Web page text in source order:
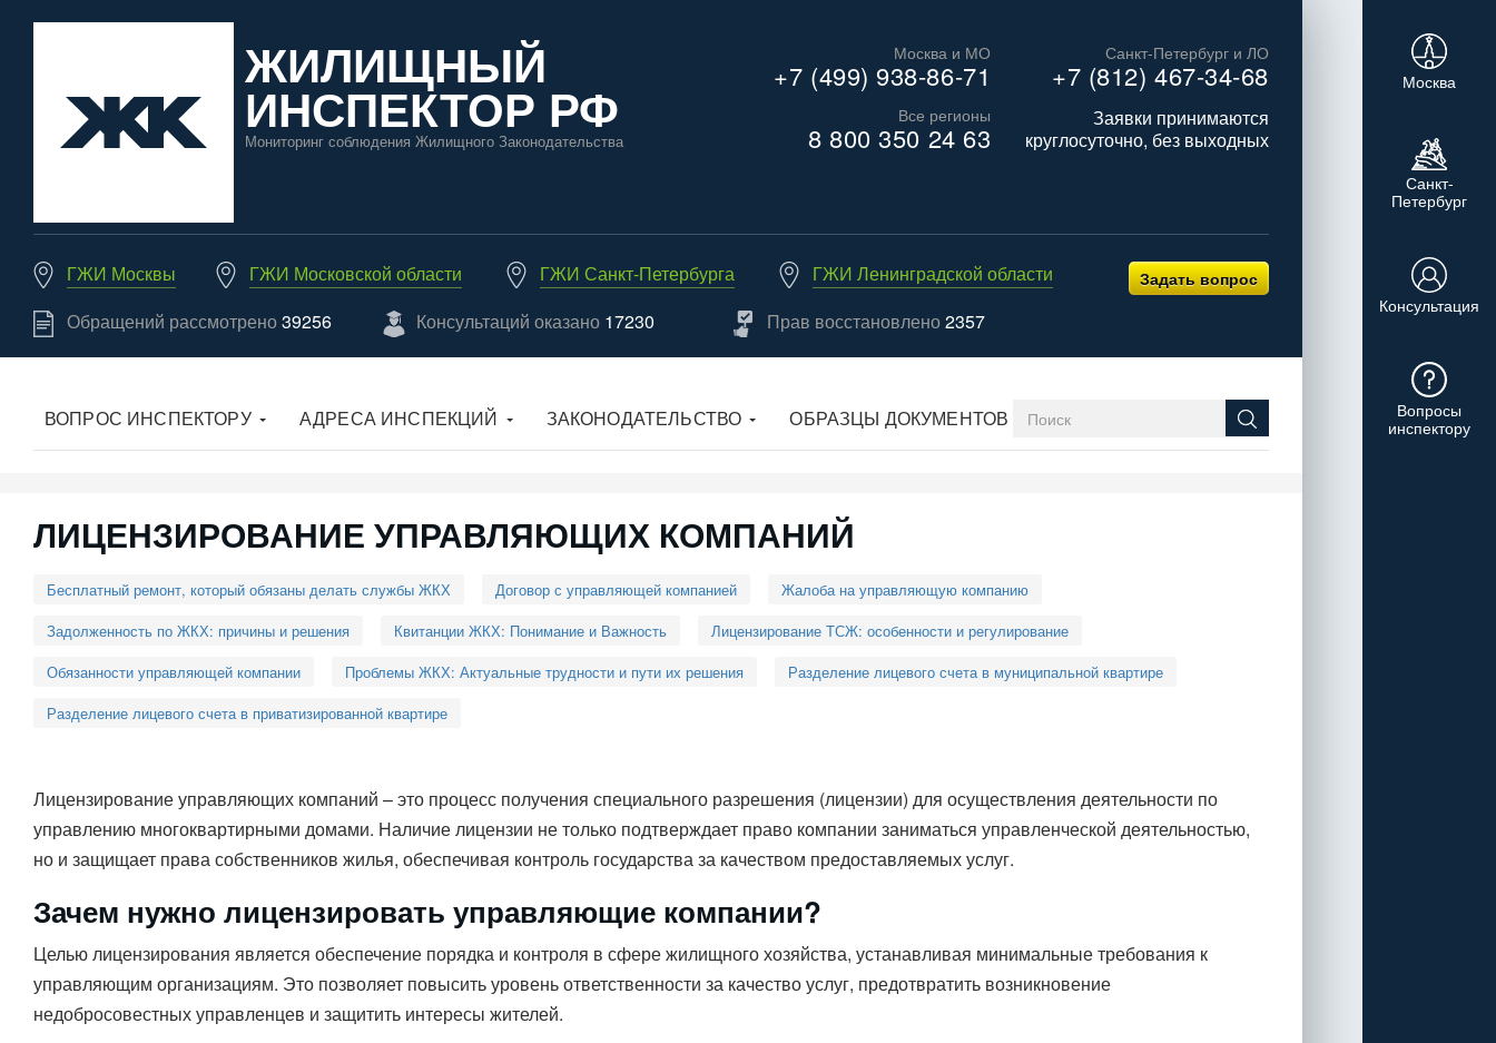
ЖИЛИЩНЫЙ
ИНСПЕКТОР РФ
Мониторинг соблюдения Жилищного Законодательства
Москва и МО
+7 (499) 938-86-71
Санкт-Петербург и ЛО
+7 (812) 467-34-68
Все регионы
8 800 350 24 63
Заявки принимаются
круглосуточно, без выходных
ГЖИ Москвы ГЖИ Московской области ГЖИ Санкт-Петербурга
ГЖИ Ленинградской области
Обращений рассмотрено39256 Консультаций оказано 17230 Прав восстановлено2357
Задать вопрос
ВОПРОС ИНСПЕКТОРУ АДРЕСА ИНСПЕКЦИЙ ЗАКОНОДАТЕЛЬСТВО ОБРАЗЦЫ ДОКУМЕНТОВ
ЛИЦЕНЗИРОВАНИЕ УПРАВЛЯЮЩИХ КОМПАНИЙ
Бесплатный ремонт, который обязаны делать службы ЖКХ Договор с управляющей компанией
Жалоба на управляющую компанию
Задолженность по ЖКХ: причины и решения
Квитанции ЖКХ: Понимание и Важность
Лицензирование ТСЖ: особенности и регулирование
Обязанности управляющей компании
Проблемы ЖКХ: Актуальные трудности и пути их решения
Разделение лицевого счета в муниципальной квартире
Разделение лицевого счета в приватизированной квартире
Лицензирование управляющих компаний – это процесс получения специального разрешения (лицензии) для осуществления деятельности по
управлению многоквартирными домами. Наличие лицензии не только подтверждает право компании заниматься управленческой деятельностью,
но и защищает права собственников жилья, обеспечивая контроль государства за качеством предоставляемых услуг.
Зачем нужно лицензировать управляющие компании?
Целью лицензирования является обеспечение порядка и контроля в сфере жилищного хозяйства, устанавливая минимальные требования к
управляющим организациям. Это позволяет повысить уровень ответственности за качество услуг, предотвратить возникновение
недобросовестных управленцев и защитить интересы жителей.
Москва
Санкт-
Петербург
Консультация
Вопросы
инспектору